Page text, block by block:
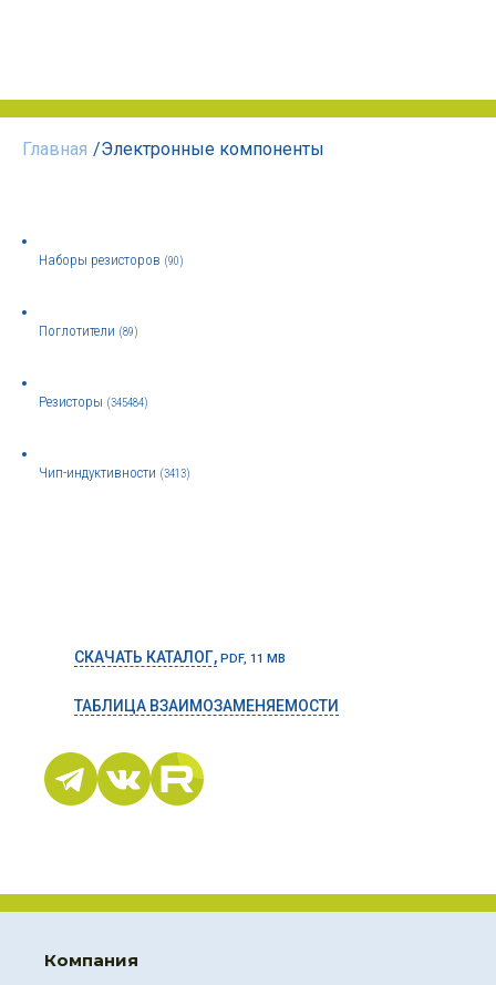
Главная /Электронные компоненты
Наборы резисторов (90)
Поглотители (89)
Резисторы (345484)
Чип-индуктивности (3413)
СКАЧАТЬ КАТАЛОГ, PDF, 11 MB
ТАБЛИЦА ВЗАИМОЗАМЕНЯЕМОСТИ
Компания